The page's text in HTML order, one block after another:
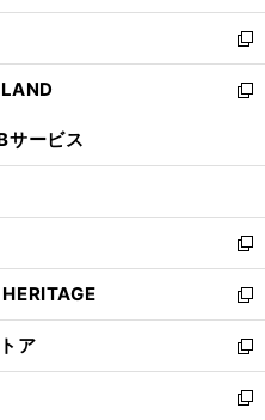
開
く
ウ
で
開
く
ン
ド
ウ
で
ウ
ィ
ン
ド
開
新
し
い
ン
ウ
で
開
く
新
ウ
ン
ド
ウ
で
開
く
サービス
新
し
い
ウ
ィ
ン
ド
新
し
い
ウ
ィ
ア
新
し
い
新